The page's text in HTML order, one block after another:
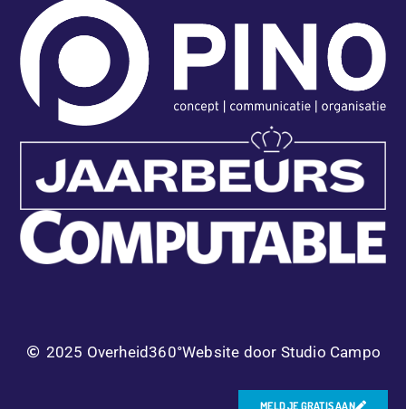
MELD JE GRATIS AAN
2025 Overheid360°Website door Studio Campo